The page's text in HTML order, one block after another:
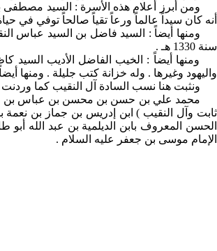
أنه كان سيداً عالماً ورعاً تقياً صالحاً توفي في
سنة 1330 هـ .
واليهود وغيرها . وله خزانة كتب جليلة . ومنها
ونثبت هنا نسب السادة آل النقيب كما وردنت
محمد علي بن حسن بن محسن بن عباس بن
ثابت وآل النقيب ) ابن إدريس بن جماز بن
الحسن المعروف بابن الديلمية بن عبد الله
الإمام موسى بن جعفر عليه السلام .